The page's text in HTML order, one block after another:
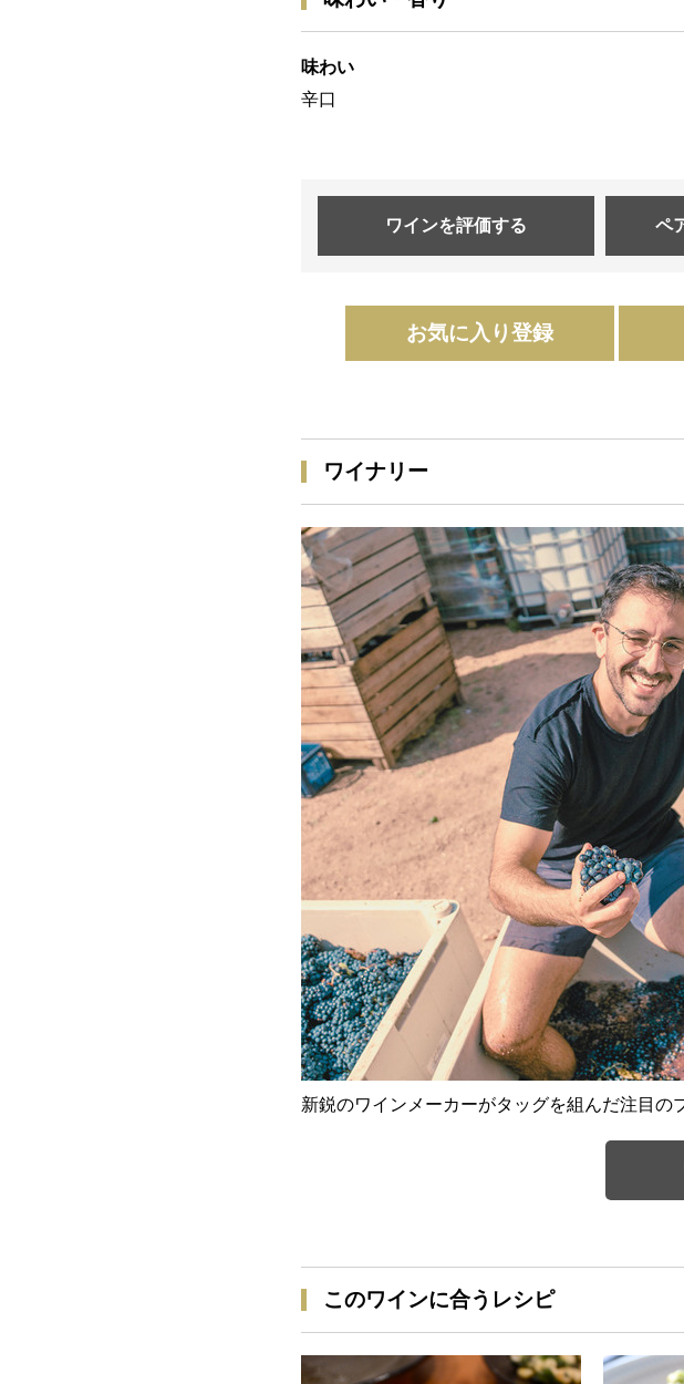
味わい
辛口
ワインを評価する ペ
お気に入り登録
ワイナリー
新鋭のワインメーカーがタッグを組んだ注目の
このワインに合うレシピ